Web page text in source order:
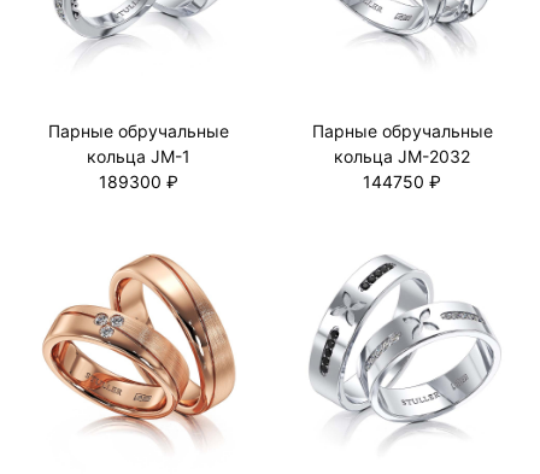
Парные обручальные
кольца JM-1
189300 ₽
Парные обручальные
кольца JM-2032
144750 ₽